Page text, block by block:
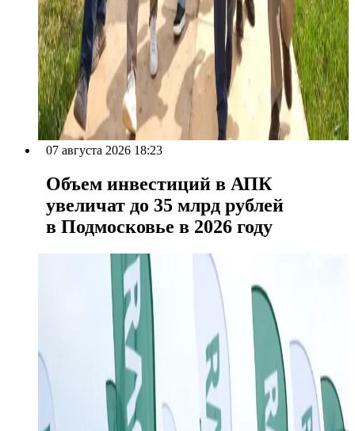
07 августа 2026 18:23
Объем инвестиций в АПК
увеличат до 35 млрд рублей
в Подмосковье в 2026 году